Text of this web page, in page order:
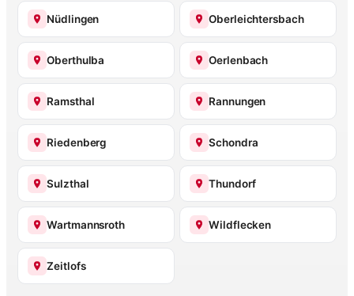
Nüdlingen Oberleichtersbach
Oberthulba Oerlenbach
Ramsthal Rannungen
Riedenberg Schondra
Sulzthal Thundorf
Wartmannsroth Wildflecken
Zeitlofs